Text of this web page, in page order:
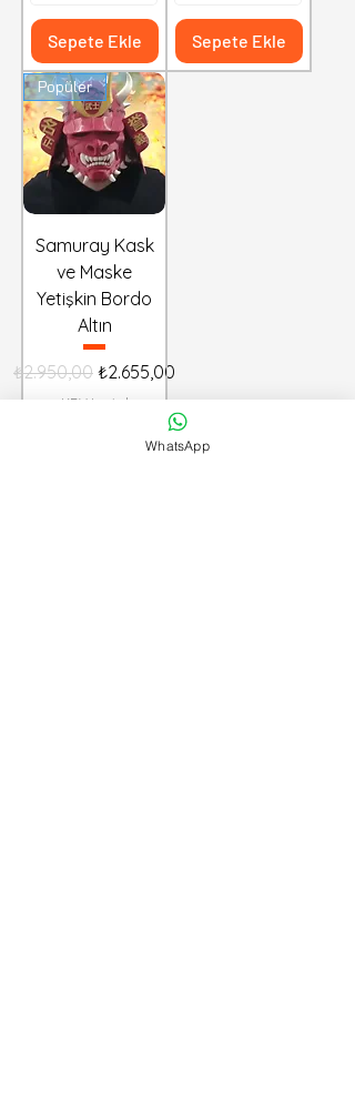
Sepete Ekle Sepete Ekle
Popüler
Samuray Kask
ve Maske
Yetişkin Bordo
Altın
Normal Fiyat
₺2.950,00 İndirimli Fiyat
₺2.655,00
KDV hariç
|
WhatsApp